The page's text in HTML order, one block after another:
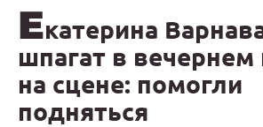
Екатерина
шпагат в вечернем
на сцене: помогли
подняться